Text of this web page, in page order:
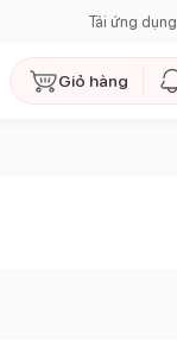
Tải ứng dụng
Giỏ hàng